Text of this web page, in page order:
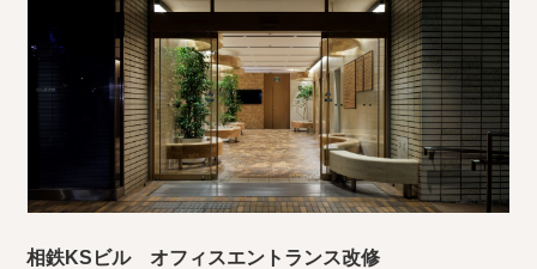
相鉄KSビル オフィスエントランス改修